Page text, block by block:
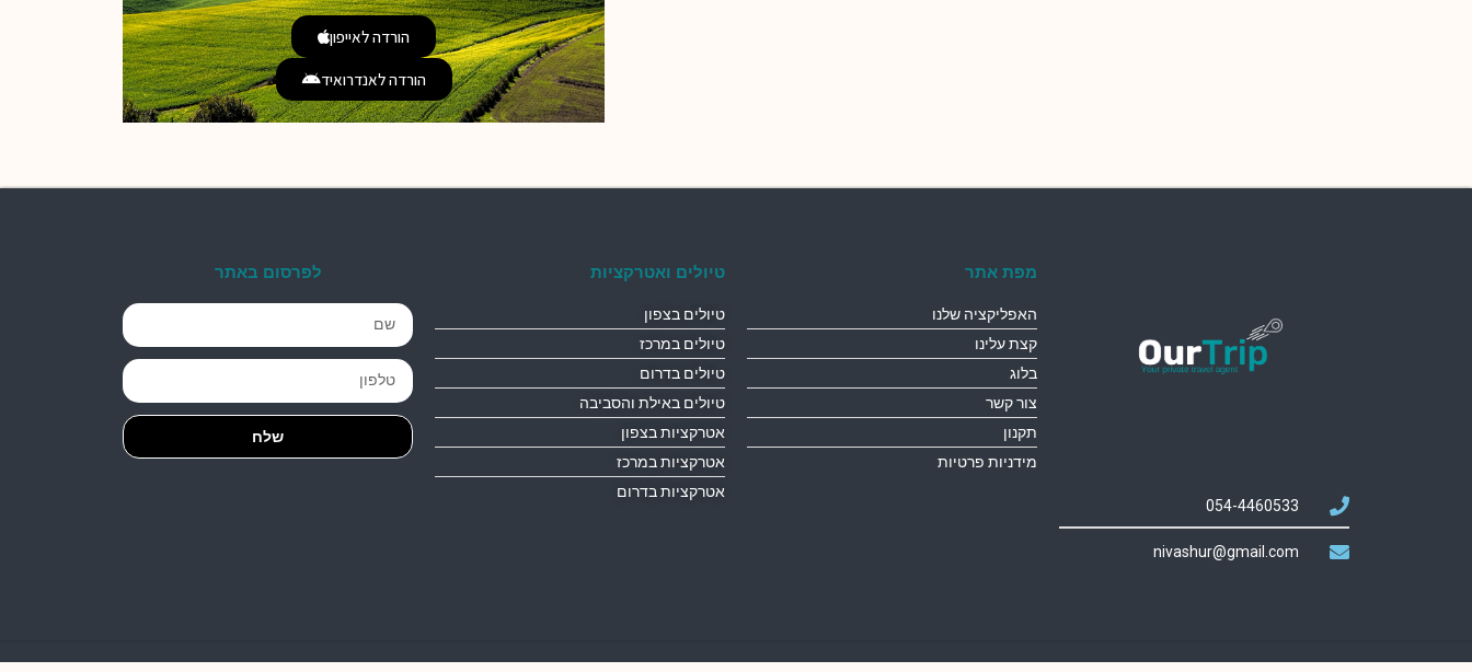
הורדה לאייפון
הורדה לאנדרואיד
054-4460533
nivashur@gmail.com
מפת אתר
האפליקציה שלנו
קצת עלינו
בלוג
צור קשר
תקנון
מידניות פרטיות
טיולים ואטרקציות
טיולים בצפון
טיולים במרכז
טיולים בדרום
טיולים באילת והסביבה
אטרקציות בצפון
אטרקציות במרכז
אטרקציות בדרום
לפרסום באתר
שלח